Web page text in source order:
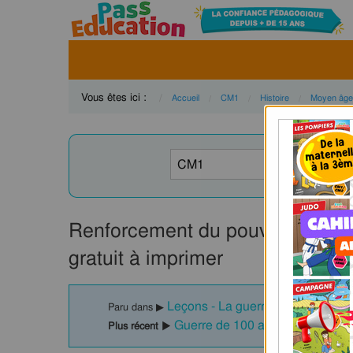
Vous êtes ici : Accueil CM1 Histoire Moyen âge
Renforcement du pouvoir royal
gratuit à imprimer
Paru dans ▶ Leçons - La guerre de cent ans :
Plus récent ▶ Guerre de 100 ans - Cm1 -